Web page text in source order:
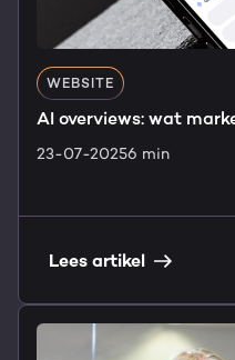
WEBSITE
AI overviews: wat
23-07-20256 min
Lees artikel